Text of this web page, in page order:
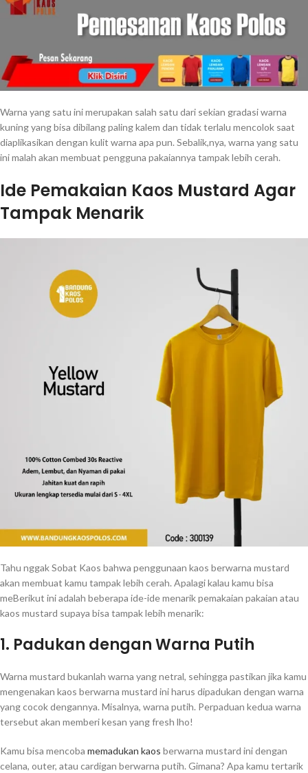
Warna yang satu ini merupakan salah satu dari sekian gradasi warna
kuning yang bisa dibilang paling kalem dan tidak terlalu mencolok saat
diaplikasikan dengan kulit warna apa pun. Sebalik,nya, warna yang satu
ini malah akan membuat pengguna pakaiannya tampak lebih cerah.
Ide Pemakaian Kaos Mustard Agar
Tampak Menarik
Tahu nggak Sobat Kaos bahwa penggunaan kaos berwarna mustard
akan membuat kamu tampak lebih cerah. Apalagi kalau kamu bisa
meBerikut ini adalah beberapa ide-ide menarik pemakaian pakaian atau
kaos mustard supaya bisa tampak lebih menarik:
1. Padukan dengan Warna Putih
Warna mustard bukanlah warna yang netral, sehingga pastikan jika kamu
mengenakan kaos berwarna mustard ini harus dipadukan dengan warna
yang cocok dengannya. Misalnya, warna putih. Perpaduan kedua warna
tersebut akan memberi kesan yang fresh lho!
Kamu bisa mencoba memadukan kaos berwarna mustard ini dengan
celana, outer, atau cardigan berwarna putih. Gimana? Apa kamu tertarik